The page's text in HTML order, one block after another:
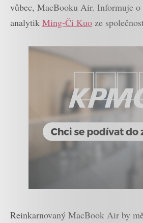
vůbec, MacBooku Air. Informuje o
analytik Ming-Či Kuo ze
Reinkarnovaný MacBook Air by